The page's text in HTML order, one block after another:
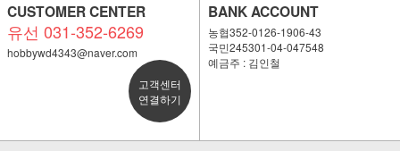
CUSTOMER CENTER
유선 031-352-6269
hobbywd4343@naver.com
고객센터
연결하기
BANK ACCOUNT
농협352-0126-1906-43
국민245301-04-047548
예금주 : 김인철